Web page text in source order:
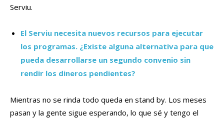
Serviu.
El Serviu necesita nuevos recursos para ejecutar
los programas. ¿Existe alguna alternativa para que
pueda desarrollarse un segundo convenio sin
rendir los dineros pendientes?
Mientras no se rinda todo queda en stand by. Los meses
pasan y la gente sigue esperando, lo que sé y tengo el